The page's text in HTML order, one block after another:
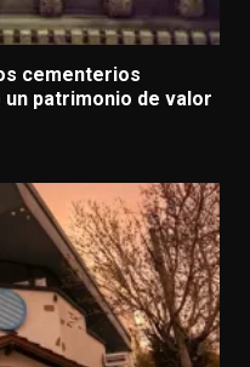
cementerios
patrimonio de valor